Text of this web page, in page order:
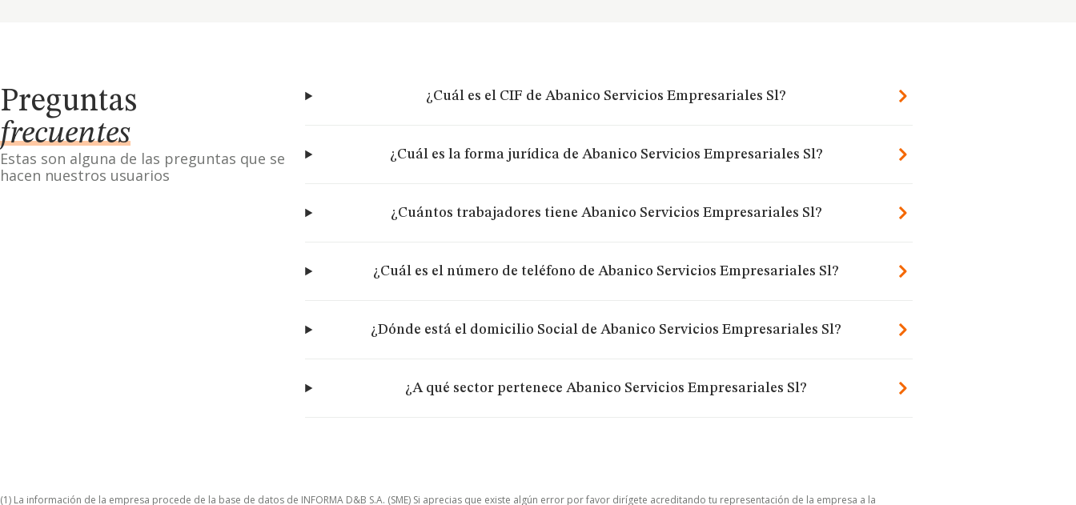
Preguntas
frecuentes
Estas son alguna de las preguntas que se
hacen nuestros usuarios
¿Cuál es el CIF de Abanico Servicios Empresariales Sl?
¿Cuál es la forma jurídica de Abanico Servicios Empresariales Sl?
¿Cuántos trabajadores tiene Abanico Servicios Empresariales Sl?
¿Cuál es el número de teléfono de Abanico Servicios Empresariales Sl?
¿Dónde está el domicilio Social de Abanico Servicios Empresariales Sl?
¿A qué sector pertenece Abanico Servicios Empresariales Sl?
(1) La información de la empresa procede de la base de datos de INFORMA D&B S.A. (SME) Si aprecias que existe algún error por favor dirígete acreditando tu representación de la empresa a la